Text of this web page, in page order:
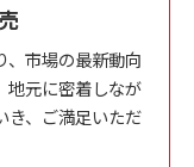
、市場の最新動向
地元に密着しなが
き、ご満足いただ